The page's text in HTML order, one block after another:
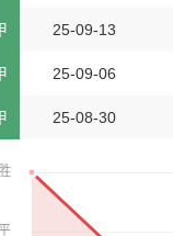
25-09-13
25-09-06
25-08-30